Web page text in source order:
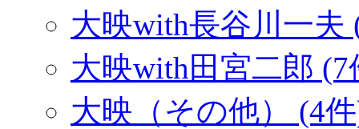
大映with長谷川一夫
大映with田宮二郎 (7
大映（その他） (4